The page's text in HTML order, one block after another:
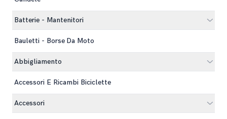
Batterie - Mantenitori
Bauletti - Borse Da Moto
Abbigliamento
Accessori E Ricambi Biciclette
Accessori